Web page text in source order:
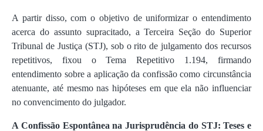
A partir disso, com o objetivo de uniformizar o entendimento
acerca do assunto supracitado, a Terceira Seção do Superior
Tribunal de Justiça (STJ), sob o rito de julgamento dos recursos
repetitivos, fixou o Tema Repetitivo 1.194, firmando
entendimento sobre a aplicação da confissão como circunstância
atenuante, até mesmo nas hipóteses em que ela não influenciar
no convencimento do julgador.
A Confissão Espontânea na Jurisprudência do STJ: Teses e